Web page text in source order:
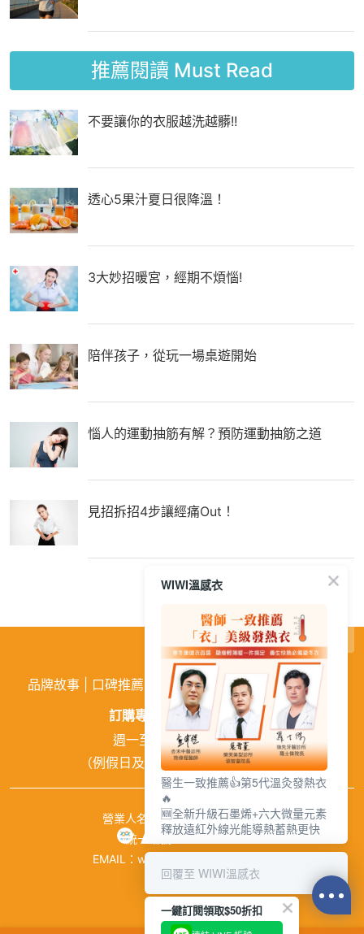
推薦閱讀 Must Read
不要讓你的衣服越洗越髒!!
透心5果汁夏日很降溫！
3大妙招暖宮，經期不煩惱!
陪伴孩子，從玩一場桌遊開始
惱人的運動抽筋有解？預防運動抽筋之道
見招拆招4步讓經痛Out！
品牌故事 口碑推薦 購物需知 | 活動訊息 |企業徵才
訂購專線:
02-26026810
週一至週五 9:00~18:00
（例假日及中午12:00~13:00休息）
營業人名稱：興濠企業有限公司
統一編號：84941651
EMAIL：wiwishop168@gmail.com
©wiwi.com
WIWI溫感衣
醫生一致推薦👍第5代溫灸發熱衣
🔥
🆕全新升級石墨烯+六大微量元素
釋放遠紅外線光能導熱蓄熱更快
回覆至 WIWI溫感衣
一鍵訂閱領取$50折扣